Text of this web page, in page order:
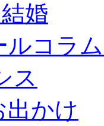
婚
ルコラ
ス
出かけ